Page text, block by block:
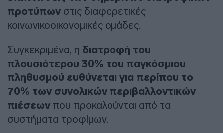
προτύπων στις διαφορετικές
κοινωνικοοικονομικές ομάδες.
Συγκεκριμένα, η διατροφή του
πλουσιότερου 30% του παγκόσμιου
πληθυσμού ευθύνεται για περίπου το
70% των συνολικών περιβαλλοντικών
πιέσεων που προκαλούνται από τα
συστήματα τροφίμων.